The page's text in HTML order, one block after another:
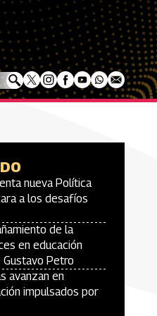
nueva Política
a los desafíos
de la
en educación
Petro
avanzan en
impulsados por